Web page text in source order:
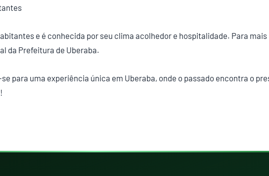
e é conhecida por seu clima acolhedor e hospitalidade. Para mais
da Prefeitura de Uberaba.
para uma experiência única em Uberaba, onde o passado encontra o